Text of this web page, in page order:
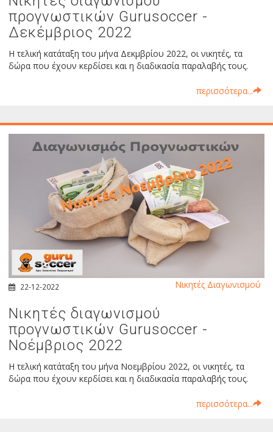
προγνωστικών Gurusoccer -
Δεκέμβριος 2022
Η τελική κατάταξη του μήνα Δεκμβρίου 2022, οι νικητές, τα
δώρα που έχουν κερδίσει και η διαδικασία παραλαβής τους.
περισσότερα...
22-12-2022
Νικητές διαγωνισμού
προγνωστικών Gurusoccer -
Νοέμβριος 2022
Η τελική κατάταξη του μήνα Νοεμβρίου 2022, οι νικητές, τα
δώρα που έχουν κερδίσει και η διαδικασία παραλαβής τους.
περισσότερα...
Νικητές Διαγωνισμού